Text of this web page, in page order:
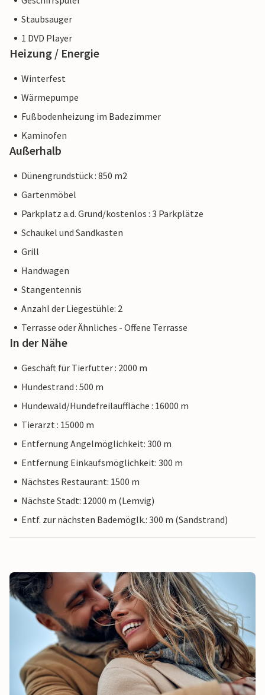
Staubsauger
1 DVD Player
Heizung / Energie
Winterfest
Wärmepumpe
Fußbodenheizung im Badezimmer
Kaminofen
Außerhalb
Dünengrundstück : 850 m2
Gartenmöbel
Parkplatz a.d. Grund/kostenlos : 3 Parkplätze
Schaukel und Sandkasten
Grill
Handwagen
Stangentennis
Anzahl der Liegestühle: 2
Terrasse oder Ähnliches - Offene Terrasse
In der Nähe
Geschäft für Tierfutter : 2000 m
Hundestrand : 500 m
Hundewald/Hundefreilauffläche : 16000 m
Tierarzt : 15000 m
Entfernung Angelmöglichkeit: 300 m
Entfernung Einkaufsmöglichkeit: 300 m
Nächstes Restaurant: 1500 m
Nächste Stadt: 12000 m (Lemvig)
Entf. zur nächsten Bademöglk.: 300 m (Sandstrand)